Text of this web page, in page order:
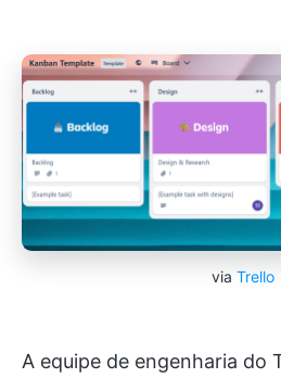
via Trello
A equipe de engenharia do